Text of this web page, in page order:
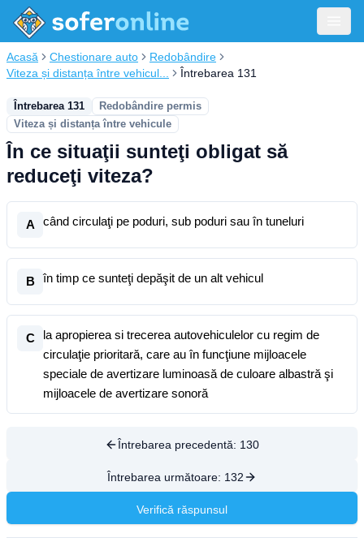
Acasă Chestionare auto
Redobândire
Viteza și distanța între vehicul...
Întrebarea 131
Întrebarea 131
Redobândire permis
Viteza și distanța între vehicule
În ce situaţii sunteţi obligat să
reduceţi viteza?
A când circulaţi pe poduri, sub poduri sau în tuneluri
B în timp ce sunteţi depăşit de un alt vehicul
C
la apropierea si trecerea autovehiculelor cu regim de
circulaţie prioritară, care au în funcţiune mijloacele
speciale de avertizare luminoasă de culoare albastră şi
mijloacele de avertizare sonoră
Întrebarea precedentă: 130
Întrebarea următoare: 132
Verifică răspunsul